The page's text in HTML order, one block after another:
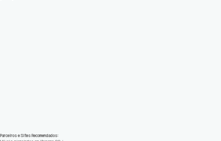
Parceiros e Sites Recomendados: